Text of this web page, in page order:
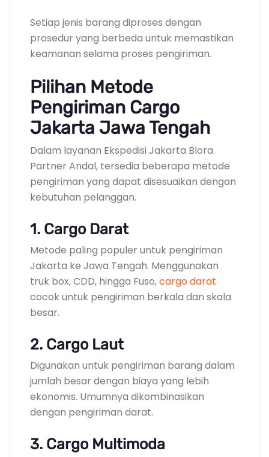
Setiap jenis barang diproses dengan
prosedur yang berbeda untuk memastikan
keamanan selama proses pengiriman.
Pilihan Metode
Pengiriman Cargo
Jakarta Jawa Tengah
Dalam layanan Ekspedisi Jakarta Blora
Partner Andal, tersedia beberapa metode
pengiriman yang dapat disesuaikan dengan
kebutuhan pelanggan.
1. Cargo Darat
Metode paling populer untuk pengiriman
Jakarta ke Jawa Tengah. Menggunakan
truk box, CDD, hingga Fuso,cargo darat
cocok untuk pengiriman berkala dan skala
besar.
2. Cargo Laut
Digunakan untuk pengiriman barang dalam
jumlah besar dengan biaya yang lebih
ekonomis. Umumnya dikombinasikan
dengan pengiriman darat.
3. Cargo Multimoda